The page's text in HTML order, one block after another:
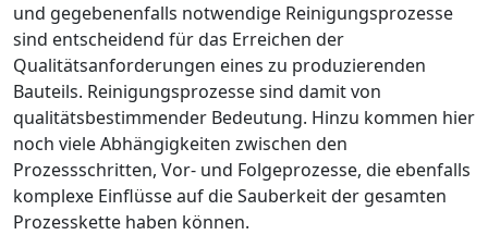
und gegebenenfalls notwendige Reini­gungsprozesse
sind entscheidend für das Erreichen der
Qualitätsanforderungen eines zu produzierenden
Bauteils. Reinigungsprozesse sind damit von
qualitätsbestimmender Bedeutung. Hinzu kommen hier
noch viele Abhängigkeiten zwischen den
Prozessschritten, Vor- und Folgeprozesse, die ebenfalls
komplexe Einflüsse auf die Sauberkeit der gesamten
Prozesskette haben können.